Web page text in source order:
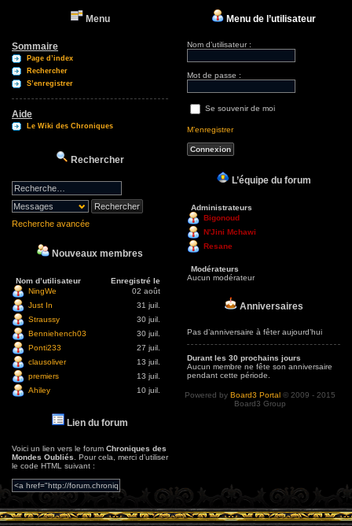
Menu
Sommaire
Page d’index
Rechercher
S’enregistrer
Aide
Le Wiki des Chroniques
Rechercher
Recherche avancée
Nouveaux membres
Nom d’utilisateur
Enregistré le
NingWe
02 août
Just In
31 juil.
Straussy
30 juil.
Benniehench03
30 juil.
Ponti233
27 juil.
clausoliver
13 juil.
premiers
13 juil.
Ahiley
10 juil.
Lien du forum
Voici un lien vers le forum Chroniques des
Mondes Oubliés . Pour cela, merci d’utiliser
le code HTML suivant :
Menu de l’utilisateur
Nom d’utilisateur :
Mot de passe :
Se souvenir de moi
M’enregistrer
L’équipe du forum
Administrateurs
Bigonoud
N'Jini Mchawi
Resane
Modérateurs
Aucun modérateur
Anniversaires
Pas d’anniversaire à fêter aujourd’hui
Durant les 30 prochains jours
Aucun membre ne fête son anniversaire
pendant cette période.
Powered by Board3 Portal © 2009 - 2015
Board3 Group